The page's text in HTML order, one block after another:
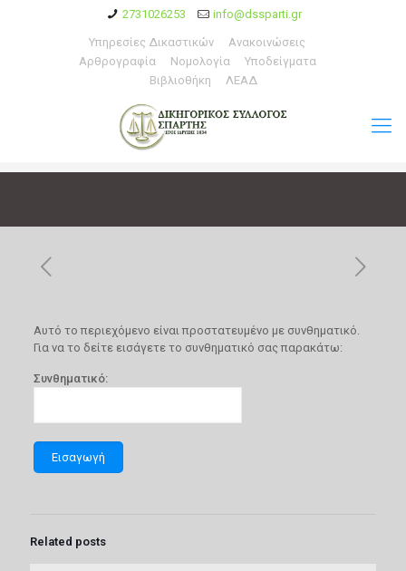
2731026253 info@dssparti.gr
Υπηρεσίες Δικαστικών
Ανακοινώσεις
Αρθρογραφία
Νομολογία
Υποδείγματα
Βιβλιοθήκη
ΛΕΑΔ
Αυτό το περιεχόμενο είναι προστατευμένο με συνθηματικό.
Για να το δείτε εισάγετε το συνθηματικό σας παρακάτω:
Συνθηματικό:
Related posts